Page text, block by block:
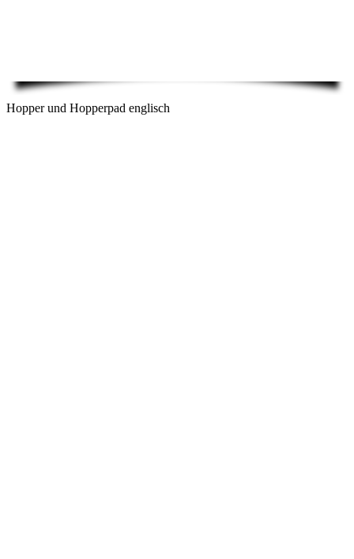
Hopper und Hopperpad englisch